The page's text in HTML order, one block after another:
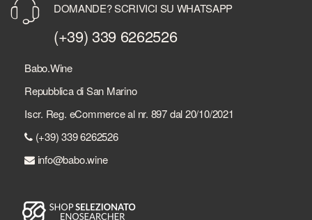
DOMANDE? SCRIVICI SU WHATSAPP
(+39) 339 6262526
Babo.Wine
Repubblica di San Marino
Iscr. Reg. eCommerce al nr. 897 dal 20/10/2021
(+39) 339 6262526
info@babo.wine